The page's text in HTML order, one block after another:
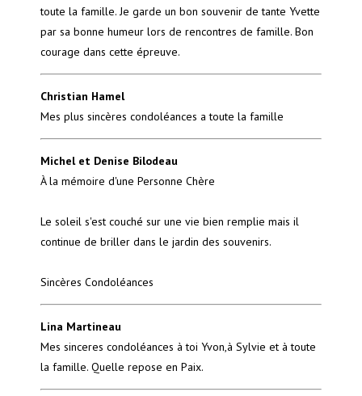
toute la famille. Je garde un bon souvenir de tante Yvette
par sa bonne humeur lors de rencontres de famille. Bon
courage dans cette épreuve.
Christian Hamel
Mes plus sincères condoléances a toute la famille
Michel et Denise Bilodeau
À la mémoire d'une Personne Chère
Le soleil s'est couché sur une vie bien remplie mais il
continue de briller dans le jardin des souvenirs.
Sincères Condoléances
Lina Martineau
Mes sinceres condoléances à toi Yvon,à Sylvie et à toute
la famille. Quelle repose en Paix.